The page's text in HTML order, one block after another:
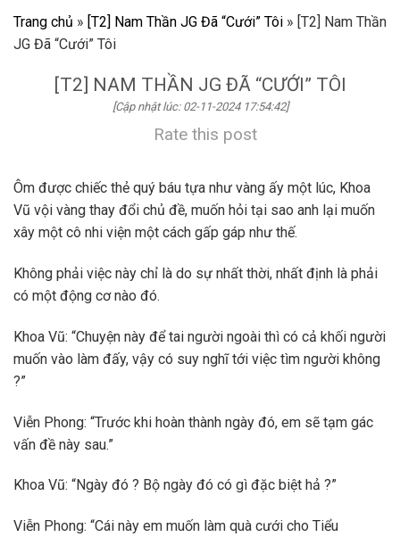
Trang chủ » [T2] Nam Thần JG Đã “Cưới” Tôi » [T2] Nam Thần
JG Đã “Cưới” Tôi
[T2] NAM THẦN JG ĐÃ “CƯỚI” TÔI
[Cập nhật lúc: 02-11-2024 17:54:42]
Rate this post
Ôm được chiếc thẻ quý báu tựa như vàng ấy một lúc, Khoa
Vũ vội vàng thay đổi chủ đề, muốn hỏi tại sao anh lại muốn
xây một cô nhi viện một cách gấp gáp như thế.
Không phải việc này chỉ là do sự nhất thời, nhất định là phải
có một động cơ nào đó.
Khoa Vũ: “Chuyện này để tai người ngoài thì có cả khối người
muốn vào làm đấy, vậy có suy nghĩ tới việc tìm người không
?”
Viễn Phong: “Trước khi hoàn thành ngày đó, em sẽ tạm gác
vấn đề này sau.”
Khoa Vũ: “Ngày đó ? Bộ ngày đó có gì đặc biệt hả ?”
Viễn Phong: “Cái này em muốn làm quà cưới cho Tiểu